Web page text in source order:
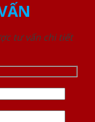
tư vấn chi tiết